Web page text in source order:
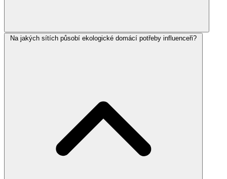
Na jakých sítích působí ekologické domácí potřeby influenceři?